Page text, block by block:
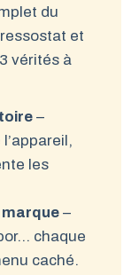
du
et
vérités à
–
les
marque –
chaque
caché.